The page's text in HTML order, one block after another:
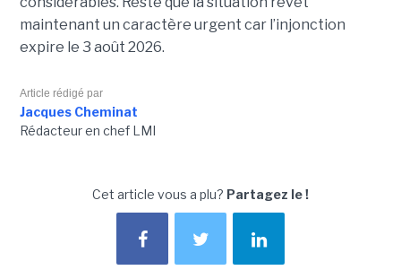
maintenant un caractère urgent car l’injonction
expire le 3 août 2026.
Article rédigé par
Jacques Cheminat
Rédacteur en chef LMI
Cet article vous a plu? Partagez le !